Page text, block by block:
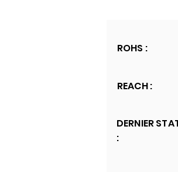
ROHS :
REACH :
DERNIER
: